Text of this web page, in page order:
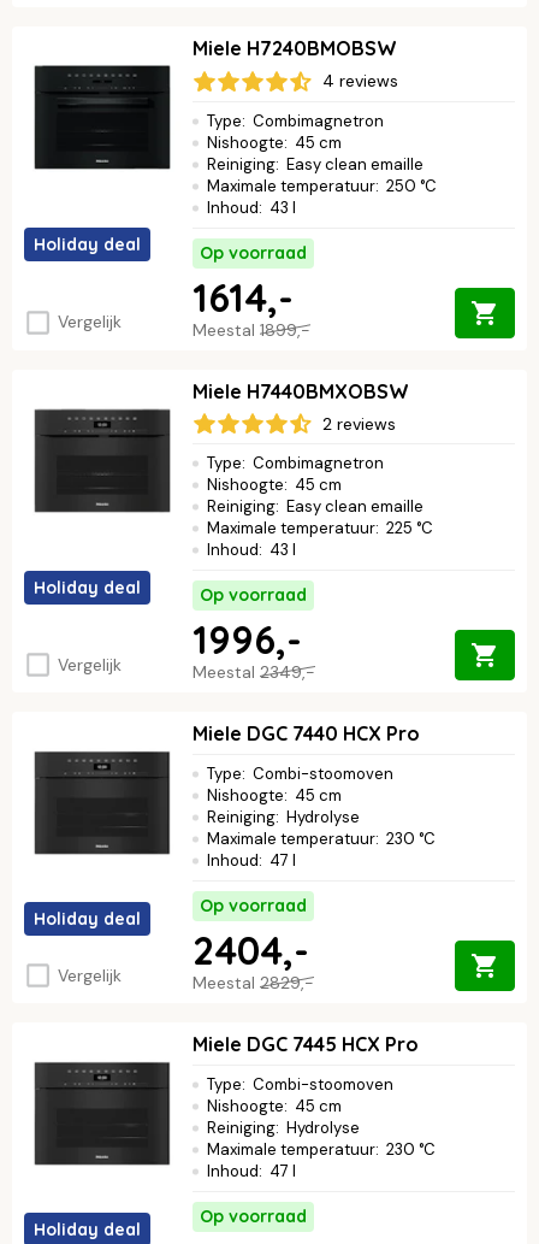
Holiday deal
Vergelijk
Miele H7240BMOBSW
4 reviews
Type: Combimagnetron
Nishoogte: 45 cm
Reiniging: Easy clean emaille
Maximale temperatuur: 250 °C
Inhoud: 43 l
Op voorraad
Meestal 1899,-
1614,-
Holiday deal
Vergelijk
Miele H7440BMXOBSW
2 reviews
Type: Combimagnetron
Nishoogte: 45 cm
Reiniging: Easy clean emaille
Maximale temperatuur: 225 °C
Inhoud: 43 l
Op voorraad
Meestal 2349,-
1996,-
Holiday deal
Vergelijk
Miele DGC 7440 HCX Pro
Type: Combi-stoomoven
Nishoogte: 45 cm
Reiniging: Hydrolyse
Maximale temperatuur: 230 °C
Inhoud: 47 l
Op voorraad
Meestal 2829,-
2404,-
Holiday deal
Miele DGC 7445 HCX Pro
Type: Combi-stoomoven
Nishoogte: 45 cm
Reiniging: Hydrolyse
Maximale temperatuur: 230 °C
Inhoud: 47 l
Op voorraad